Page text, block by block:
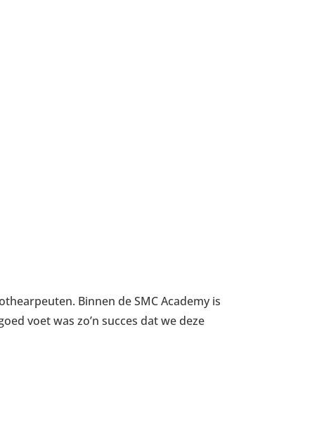
Binnen de SMC Academy is
voet was zo’n succes dat we deze